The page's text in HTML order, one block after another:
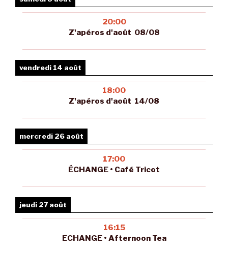
20:00
Z'apéros d'août 08/08
vendredi 14 août
18:00
Z'apéros d'août 14/08
mercredi 26 août
17:00
ÉCHANGE • Café Tricot
jeudi 27 août
16:15
ECHANGE • Afternoon Tea